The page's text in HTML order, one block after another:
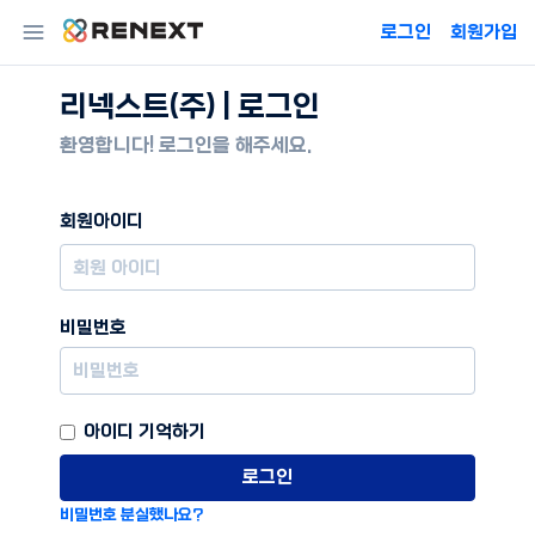
로그인 회원가입
리넥스트(주) | 로그인
환영합니다! 로그인을 해주세요.
회원아이디
비밀번호
아이디 기억하기
로그인
비밀번호 분실했나요?